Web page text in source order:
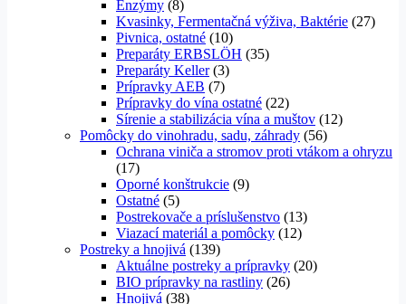
Enzýmy (8)
Kvasinky, Fermentačná výživa, Baktérie (27)
Pivnica, ostatné (10)
Preparáty ERBSLÖH (35)
Preparáty Keller (3)
Prípravky AEB (7)
Prípravky do vína ostatné (22)
Sírenie a stabilizácia vína a muštov (12)
Pomôcky do vinohradu, sadu, záhrady (56)
Ochrana viniča a stromov proti vtákom a ohryzu
(17)
Oporné konštrukcie (9)
Ostatné (5)
Postrekovače a príslušenstvo (13)
Viazací materiál a pomôcky (12)
Postreky a hnojivá (139)
Aktuálne postreky a prípravky (20)
BIO prípravky na rastliny (26)
Hnojivá (38)